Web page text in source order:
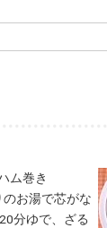
ム巻き
お湯で芯がな
分ゆで、ざる